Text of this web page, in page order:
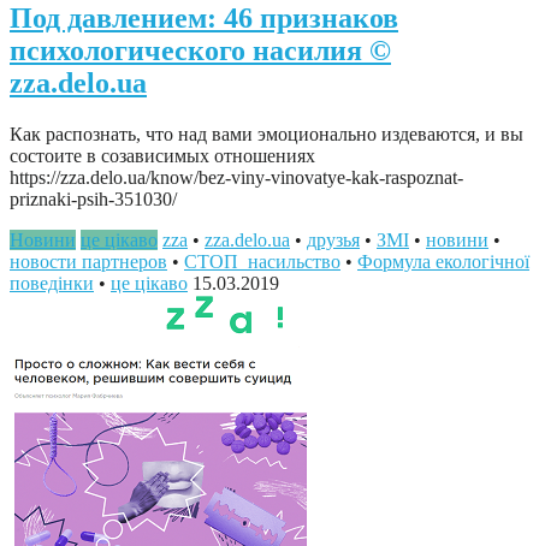
Под давлением: 46 признаков
психологического насилия ©
zza.delo.ua
Как распознать, что над вами эмоционально издеваются, и вы
состоите в созависимых отношениях
https://zza.delo.ua/know/bez-viny-vinovatye-kak-raspoznat-
priznaki-psih-351030/
Новини це цікаво zza • zza.delo.ua • друзья • ЗМІ • новини •
новости партнеров • СТОП_насильство • Формула екологічної
поведінки • це цікаво 15.03.2019